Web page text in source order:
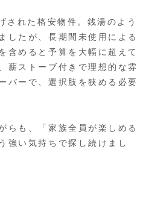
された格安物件。銭湯のよう
したが、長期間未使用による
含めると予算を大幅に超えて
薪ストーブ付きで理想的な雰
バーで、選択肢を狭める必要
らも、「家族全員が楽しめる
強い気持ちで探し続けまし